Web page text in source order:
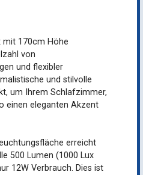
mit 170cm Höhe
von
und flexibler
und stilvolle
um Ihrem Schlafzimmer,
einen eleganten Akzent
erreicht
500 Lumen (1000 Lux
12W Verbrauch. Dies ist